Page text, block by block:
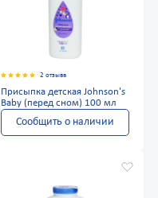
2 отзыва
Присыпка детская Johnson's
Baby (перед сном) 100 мл
Сообщить о наличии